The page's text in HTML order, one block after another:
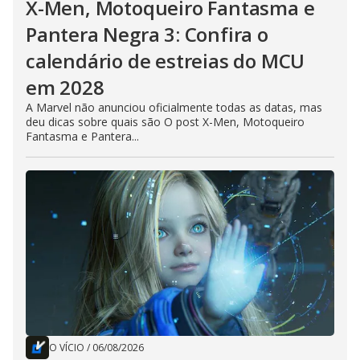
X-Men, Motoqueiro Fantasma e
Pantera Negra 3: Confira o
calendário de estreias do MCU
em 2028
A Marvel não anunciou oficialmente todas as datas, mas
deu dicas sobre quais são O post X-Men, Motoqueiro
Fantasma e Pantera...
O VÍCIO / 06/08/2026